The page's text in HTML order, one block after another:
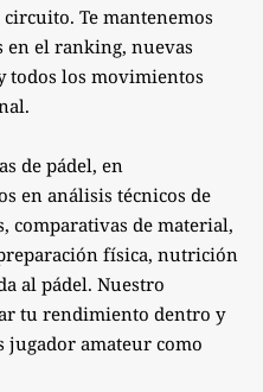
Te mantenemos
en el ranking, nuevas
todos los movimientos
de pádel, en
en análisis técnicos de
comparativas de material,
física, nutrición
al pádel. Nuestro
tu rendimiento dentro y
jugador amateur como